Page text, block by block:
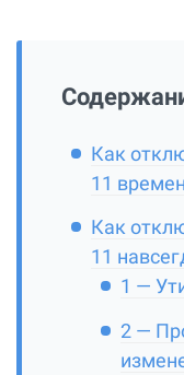
Как
11
Как
11
1 —
2 —